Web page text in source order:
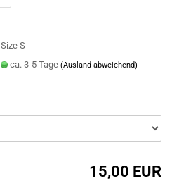
Size S
ca. 3-5 Tage(Ausland abweichend)
15,00 EUR